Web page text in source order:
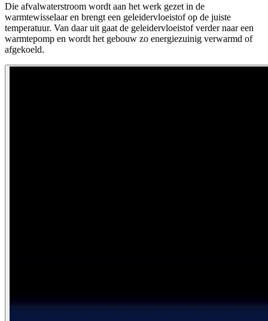
Die afvalwaterstroom wordt aan het werk gezet in de
warmtewisselaar en brengt een geleidervloeistof op de juiste
temperatuur. Van daar uit gaat de geleidervloeistof verder naar een
warmtepomp en wordt het gebouw zo energiezuinig verwarmd of
afgekoeld.